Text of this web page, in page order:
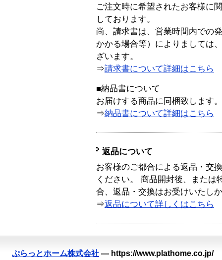
ご注文時に希望されたお客様に
しております。
尚、請求書は、営業時間内での
かかる場合等）によりましては
ざいます。
⇒請求書について詳細はこちら
■納品書について
お届けする商品に同梱致します。
⇒納品書について詳細はこちら
返品について
お客様のご都合による返品・交
ください。 商品開封後、または
合、返品・交換はお受けいたし
⇒返品について詳しくはこちら
ぷらっとホーム株式会社 — https://www.plathome.co.jp/